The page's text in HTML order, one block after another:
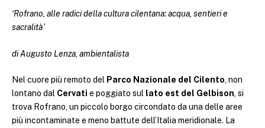
‘Rofrano, alle radici della cultura cilentana: acqua, sentieri e
sacralità’
di Augusto Lenza, ambientalista
Nel cuore più remoto del Parco Nazionale del Cilento, non
lontano dal Cervati e poggiato sul lato est del Gelbison, si
trova Rofrano, un piccolo borgo circondato da una delle aree
più incontaminate e meno battute dell’Italia meridionale. La